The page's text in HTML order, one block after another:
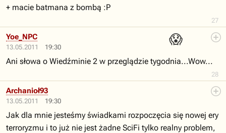
27
+ macie batmana z bombą :P
13.05.2011 19:30
😱
28
Yoe_NPC
Ani słowa o Wiedźminie 2 w przeglądzie tygodnia...Wow...
13.05.2011 19:30
Archanioł93
Jak dla mnie jesteśmy świadkami rozpoczęcia się nowej ery
terroryzmu i to już nie jest żadne SciFi tylko realny problem,